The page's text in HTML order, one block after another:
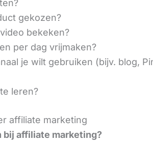
gekozen?
bekeken?
per dag vrijmaken?
je wilt gebruiken (bijv. blog,
leren?
affiliate marketing
bij affiliate marketing?